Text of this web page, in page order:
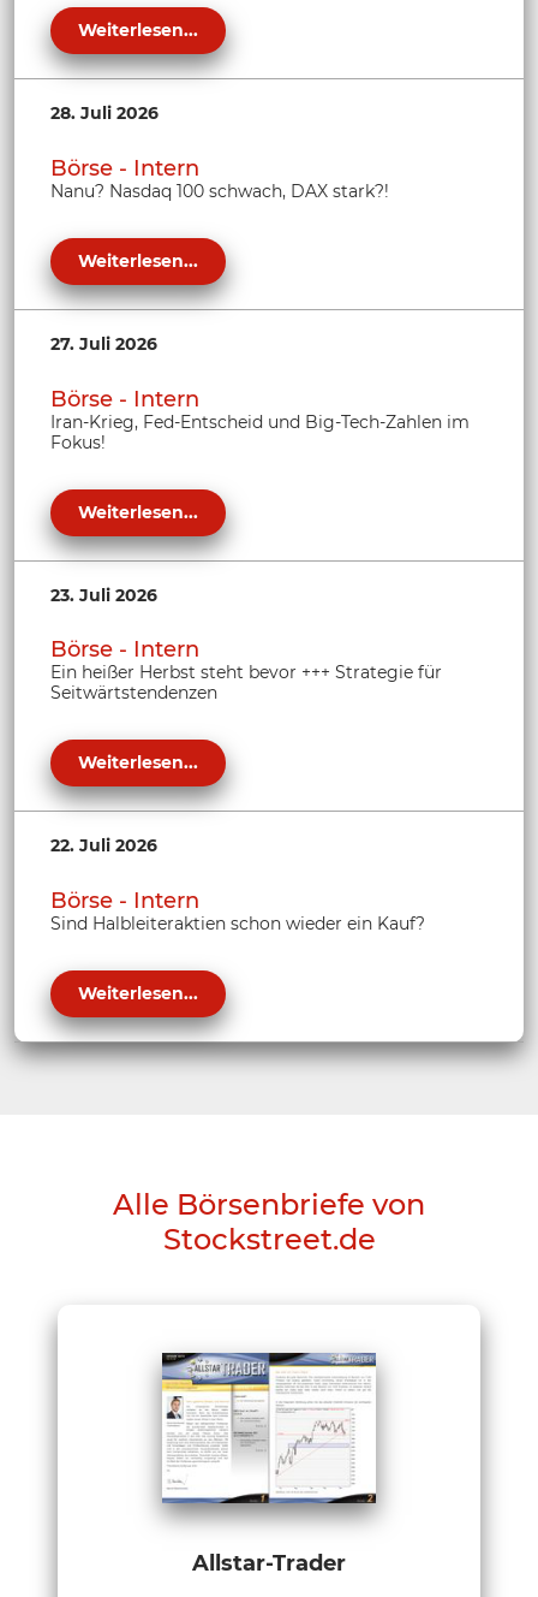
Weiterlesen...
28. Juli 2026
Börse - Intern
Nanu? Nasdaq 100 schwach, DAX stark?!
Weiterlesen...
27. Juli 2026
Börse - Intern
Iran-Krieg, Fed-Entscheid und Big-Tech-Zahlen im
Fokus!
Weiterlesen...
23. Juli 2026
Börse - Intern
Ein heißer Herbst steht bevor +++ Strategie für
Seitwärtstendenzen
Weiterlesen...
22. Juli 2026
Börse - Intern
Sind Halbleiteraktien schon wieder ein Kauf?
Weiterlesen...
Alle Börsenbriefe von
Stockstreet.de
Allstar-Trader